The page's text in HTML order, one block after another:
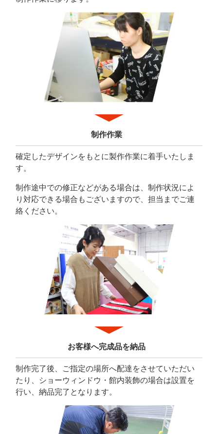
制作作業
確定したデザインをもとに製作作業に着手いたしま
す。
制作途中での修正などがある場合は、制作状況によ
り対応できる場合もございますので、担当までご連
絡ください。
お客様へ完成品を納品
制作完了後、ご指定の場所へ配達をさせていただい
たり、ショーウィンドウ・館内装飾の場合は設置を
行い、納品完了となります。